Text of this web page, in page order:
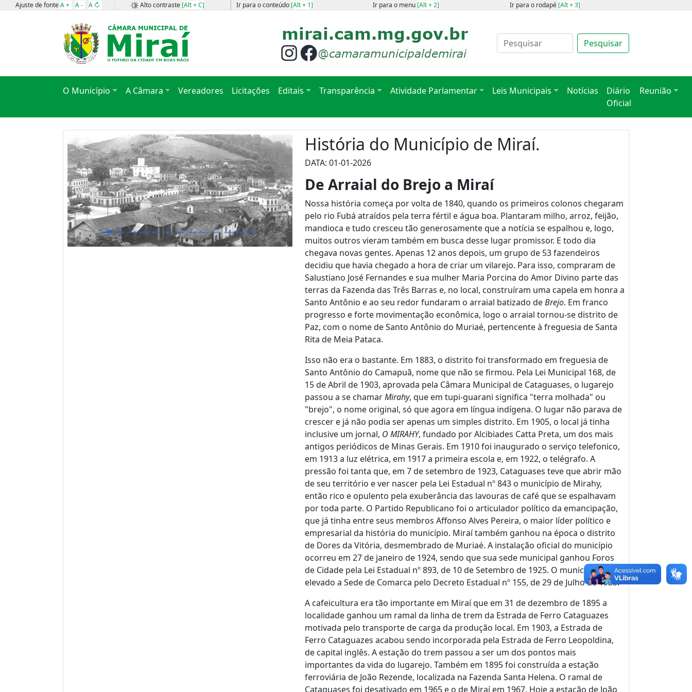
Ajuste de fonteA + A - A ↻ Alto contraste [Alt + C] Ir para o conteúdo [Alt + 1] Ir para o menu [Alt + 2] Ir para o rodapé [Alt + 3]
Pesquisar
O Município A Câmara Vereadores Licitações Editais Transparência Atividade Parlamentar Leis Municipais Notícias
Diário
Oficial
Reunião
História do Município de Miraí.
DATA: 01-01-2026
De Arraial do Brejo a Miraí
Nossa história começa por volta de 1840, quando os primeiros colonos chegaram
pelo rio Fubá atraídos pela terra fértil e água boa. Plantaram milho, arroz, feijão,
mandioca e tudo cresceu tão generosamente que a notícia se espalhou e, logo,
muitos outros vieram também em busca desse lugar promissor. E todo dia
chegava novas gentes. Apenas 12 anos depois, um grupo de 53 fazendeiros
decidiu que havia chegado a hora de criar um vilarejo. Para isso, compraram de
Salustiano José Fernandes e sua mulher Maria Porcina do Amor Divino parte das
terras da Fazenda das Três Barras e, no local, construíram uma capela em honra a
Santo Antônio e ao seu redor fundaram o arraial batizado deBrejo. Em franco
progresso e forte movimentação econômica, logo o arraial tornou-se distrito de
Paz, com o nome de Santo Antônio do Muriaé, pertencente à freguesia de Santa
Rita de Meia Pataca.
Isso não era o bastante. Em 1883, o distrito foi transformado em freguesia de
Santo Antônio do Camapuã, nome que não se firmou. Pela Lei Municipal 168, de
15 de Abril de 1903, aprovada pela Câmara Municipal de Cataguases, o lugarejo
passou a se chamarMirahy, que em tupi-guarani significa "terra molhada" ou
"brejo", o nome original, só que agora em língua indígena. O lugar não parava de
crescer e já não podia ser apenas um simples distrito. Em 1905, o local já tinha
inclusive um jornal, O MIRAHY, fundado por Alcibiades Catta Preta, um dos mais
antigos periódicos de Minas Gerais. Em 1910 foi inaugurado o serviço telefonico,
em 1913 a luz elétrica, em 1917 a primeira escola e, em 1922, o telégrafo. A
pressão foi tanta que, em 7 de setembro de 1923, Cataguases teve que abrir mão
de seu território e ver nascer pela Lei Estadual nº 843 o município de Mirahy,
então rico e opulento pela exuberância das lavouras de café que se espalhavam
por toda parte. O Partido Republicano foi o articulador político da emancipação,
que já tinha entre seus membros Affonso Alves Pereira, o maior líder político e
empresarial da história do município. Miraí também ganhou na época o distrito
de Dores da Vitória, desmembrado de Muriaé. A instalação oficial do município
ocorreu em 27 de janeiro de 1924, sendo que sua sede municipal ganhou Foros
de Cidade pela Lei Estadual nº 893, de 10 de Setembro de 1925. O município foi
elevado a Sede de Comarca pelo Decreto Estadual nº 155, de 29 de Julho de 1935.
A cafeicultura era tão importante em Miraí que em 31 de dezembro de 1895 a
localidade ganhou um ramal da linha de trem da Estrada de Ferro Cataguazes
motivada pelo transporte de carga da produção local. Em 1903, a Estrada de
Ferro Cataguazes acabou sendo incorporada pela Estrada de Ferro Leopoldina,
de capital inglês. A estação do trem passou a ser um dos pontos mais
importantes da vida do lugarejo. Também em 1895 foi construída a estação
ferroviária de João Rezende, localizada na Fazenda Santa Helena. O ramal de
Cataguases foi desativado em 1965 e o de Miraí em 1967. Hoje a estação de João